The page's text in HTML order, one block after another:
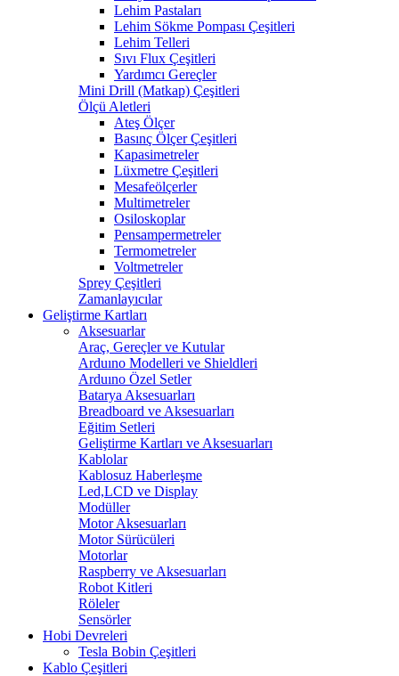
Lehim Pastaları
Lehim Sökme Pompası Çeşitleri
Lehim Telleri
Sıvı Flux Çeşitleri
Yardımcı Gereçler
Mini Drill (Matkap) Çeşitleri
Ölçü Aletleri
Ateş Ölçer
Basınç Ölçer Çeşitleri
Kapasimetreler
Lüxmetre Çeşitleri
Mesafeölçerler
Multimetreler
Osiloskoplar
Pensampermetreler
Termometreler
Voltmetreler
Sprey Çeşitleri
Zamanlayıcılar
Geliştirme Kartları
Aksesuarlar
Araç, Gereçler ve Kutular
Arduıno Modelleri ve Shieldleri
Arduıno Özel Setler
Batarya Aksesuarları
Breadboard ve Aksesuarları
Eğitim Setleri
Geliştirme Kartları ve Aksesuarları
Kablolar
Kablosuz Haberleşme
Led,LCD ve Display
Modüller
Motor Aksesuarları
Motor Sürücüleri
Motorlar
Raspberry ve Aksesuarları
Robot Kitleri
Röleler
Sensörler
Hobi Devreleri
Tesla Bobin Çeşitleri
Kablo Çeşitleri